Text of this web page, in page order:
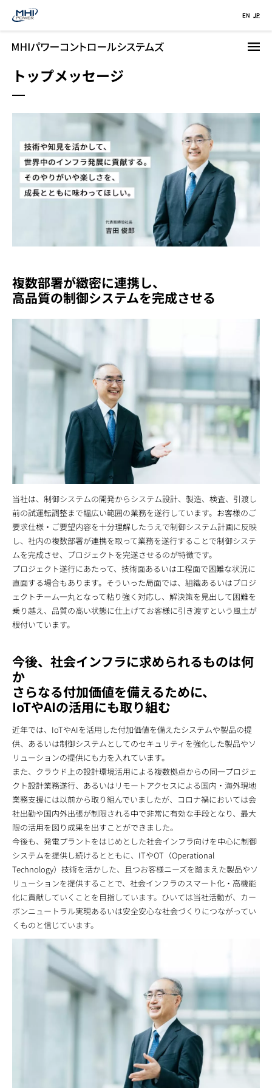
EN JP
トップメッセージ
複数部署が緻密に連携し、
高品質の制御システムを完成させる
当社は、制御システムの開発からシステム設計、製造、検査、引渡し
前の試運転調整まで幅広い範囲の業務を遂行しています。お客様のご
要求仕様・ご要望内容を十分理解したうえで制御システム計画に反映
し、社内の複数部署が連携を取って業務を遂行することで制御システ
ムを完成させ、プロジェクトを完遂させるのが特徴です。
プロジェクト遂行にあたって、技術面あるいは工程面で困難な状況に
直面する場合もあります。そういった局面では、組織あるいはプロジ
ェクトチーム一丸となって粘り強く対応し、解決策を見出して困難を
乗り越え、品質の高い状態に仕上げてお客様に引き渡すという風土が
根付いています。
今後、社会インフラに求められるものは何
か
さらなる付加価値を備えるために、
IoTやAIの活用にも取り組む
近年では、IoTやAIを活用した付加価値を備えたシステムや製品の提
供、あるいは制御システムとしてのセキュリティを強化した製品やソ
リューションの提供にも力を入れています。
また、クラウド上の設計環境活用による複数拠点からの同一プロジェ
クト設計業務遂行、あるいはリモートアクセスによる国内・海外現地
業務支援には以前から取り組んでいましたが、コロナ禍においては会
社出勤や国内外出張が制限される中で非常に有効な手段となり、最大
限の活用を図り成果を出すことができました。
今後も、発電プラントをはじめとした社会インフラ向けを中心に制御
システムを提供し続けるとともに、ITやOT（Operational
Technology）技術を活かした、且つお客様ニーズを踏まえた製品やソ
リューションを提供することで、社会インフラのスマート化・高機能
化に貢献していくことを目指しています。ひいては当社活動が、カー
ボンニュートラル実現あるいは安全安心な社会づくりにつながってい
くものと信じています。